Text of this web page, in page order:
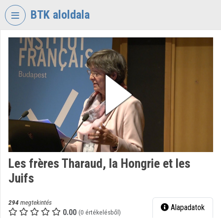
Fejléc kihagyása
BTK aloldala
VIDEOTORIUM
BÖLCSÉSZETTUDOMÁNYI
Intézményi kezdőlap
Bejelentkezés
Intézményi felfedezés
Kategóriák
Intézmények
Les frères Tharaud, la Hongrie et les
Juifs
294megtekintés
0.00 (0 értékelésből) Alapadatok